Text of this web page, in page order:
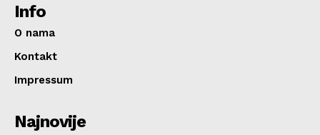
Info
O nama
Kontakt
Impressum
Najnovije